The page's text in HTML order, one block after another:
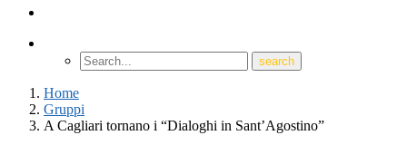
Home
Gruppi
A Cagliari tornano i “Dialoghi in Sant’Agostino”